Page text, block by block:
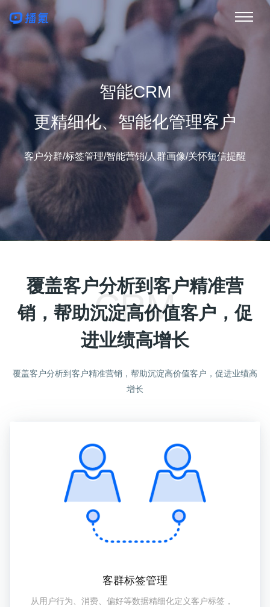
智能CRM
更精细化、智能化管理客户
客户分群/标签管理/智能营销/人群画像/关怀短信提醒
覆盖客户分析到客户精准营
销，帮助沉淀高价值客户，促
进业绩高增长
CRM
覆盖客户分析到客户精准营销，帮助沉淀高价值客户，促进业绩高
增长
客群标签管理
从用户行为、消费、偏好等数据精细化定义客户标签，